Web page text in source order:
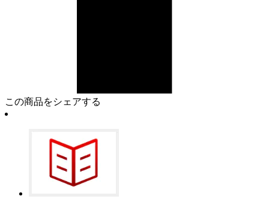
この商品をシェアする